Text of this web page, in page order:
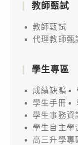
教師甄試
教師甄試
代理教師甄
學生專區
成績缺曠
學生手冊
學生事務資
學生自主學
高三升學專